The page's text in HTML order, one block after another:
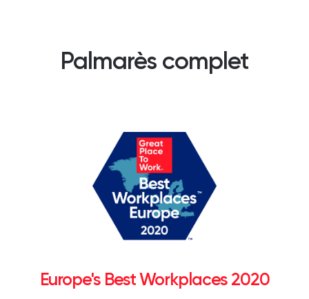
Palmarès complet
Europe's Best Workplaces 2020